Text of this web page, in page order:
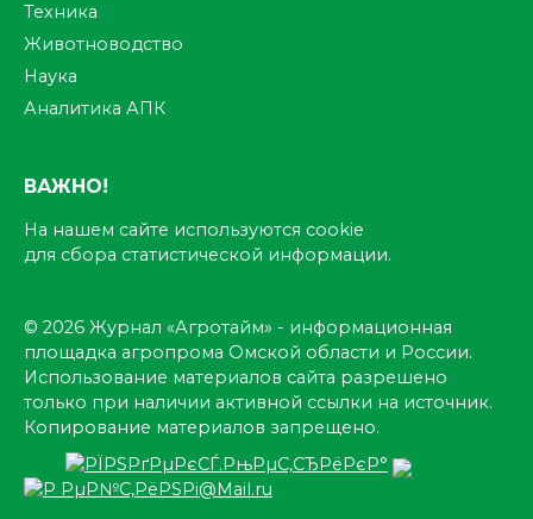
Техника
Животноводство
Наука
Аналитика АПК
ВАЖНО!
На нашем сайте используются cookie
для сбора статистической информации.
© 2026 Журнал «Агротайм» - информационная
площадка агропрома Омской области и России.
Использование материалов сайта разрешено
только при наличии активной ссылки на источник.
Копирование материалов запрещено.